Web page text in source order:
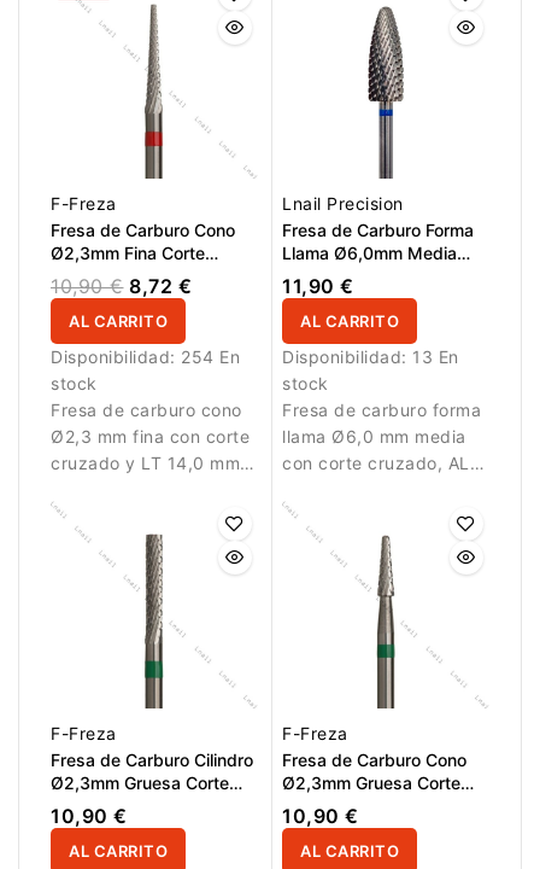
material en trabajos
profesionales de
material en trabajos
profesionales de
F-Freza
Fresa de Carburo Cono
Ø2,3mm Fina Corte
Cruzado LT 14,0mm
10,90 € 8,72 €
AL CARRITO
Disponibilidad: 254 En
stock
Fresa de carburo cono
Ø2,3 mm fina con corte
cruzado y LT 14,0 mm.
detallados.
Lnail Precision
Fresa de Carburo Forma
Llama Ø6,0mm Media
Corte Cruzado LT
16,0mm L/R
11,90 €
AL CARRITO
Disponibilidad: 13 En
stock
Fresa de carburo forma
llama Ø6,0 mm media
con corte cruzado, AL
equilibrio perfecto entre
potencia y precisión
para trabajos de
manicura profesional.
F-Freza
Fresa de Carburo Cilindro
Ø2,3mm Gruesa Corte
Cruzado LT 14,0mm
10,90 €
AL CARRITO
F-Freza
Fresa de Carburo Cono
Ø2,3mm Gruesa Corte
Cruzado LT 8,0mm
10,90 €
AL CARRITO